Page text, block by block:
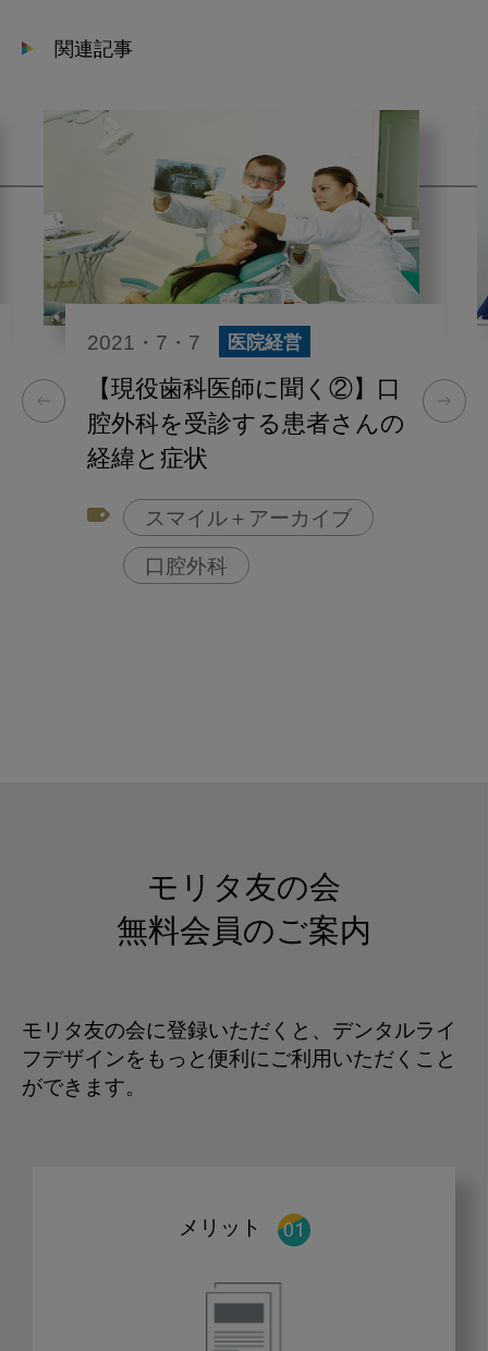
関連記事
2021・7・7 医院経営
【現役歯科医師に聞く②】口
腔外科を受診する患者さんの
経緯と症状
スマイル＋アーカイブ
口腔外科
モリタ友の会
無料会員のご案内
モリタ友の会に登録いただくと、デンタルライ
フデザインをもっと便利にご利用いただくこと
ができます。
メリット